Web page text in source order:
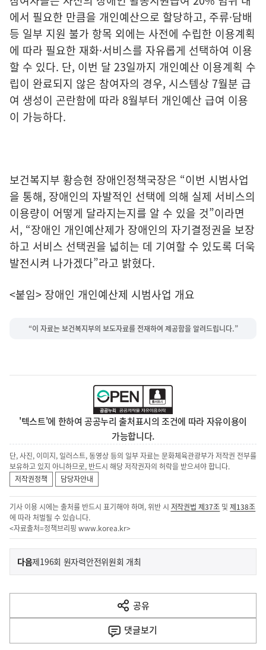
에서 필요한 만큼을 개인예산으로 할당하고, 주류·담배
등 일부 지원 불가 항목 외에는 사전에 수립한 이용계획
에 따라 필요한 재화·서비스를 자유롭게 선택하여 이용
할 수 있다. 단, 이번 달 23일까지 개인예산 이용계획 수
립이 완료되지 않은 참여자의 경우, 시스템상 7월분 급
여 생성이 곤란함에 따라 8월부터 개인예산 급여 이용
이 가능하다.
보건복지부 황승현 장애인정책국장은 “이번 시범사업
을 통해, 장애인의 자발적인 선택에 의해 실제 서비스의
이용량이 어떻게 달라지는지를 알 수 있을 것”이라면
서, “장애인 개인예산제가 장애인의 자기결정권을 보장
하고 서비스 선택권을 넓히는 데 기여할 수 있도록 더욱
발전시켜 나가겠다”라고 밝혔다.
<붙임> 장애인 개인예산제 시범사업 개요
“이 자료는 보건복지부의 보도자료를 전재하여 제공함을 알려드립니다.”
'텍스트'에 한하여 공공누리 출처표시의 조건에 따라 자유이용이
가능합니다.
단, 사진, 이미지, 일러스트, 동영상 등의 일부 자료는 문화체육관광부가 저작권 전부를
보유하고 있지 아니하므로, 반드시 해당 저작권자의 허락을 받으셔야 합니다.
저작권정책
담당자안내
기사 이용 시에는 출처를 반드시 표기해야 하며, 위반 시 저작권법 제37조 및제138조
에 따라 처벌될 수 있습니다.
<자료출처=정책브리핑 www.korea.kr>
이
전
다
음
다음기
사
제196회 원자력안전위원회 개최
공유
열
기
댓글보기